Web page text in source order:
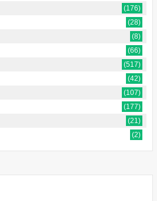
(176)
(28)
(8)
(66)
(517)
(42)
(107)
(177)
(21)
(2)